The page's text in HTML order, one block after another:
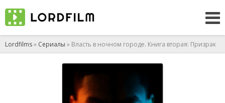
Lordfilms» Сериалы » Власть в ночном городе. Книга вторая: Призрак